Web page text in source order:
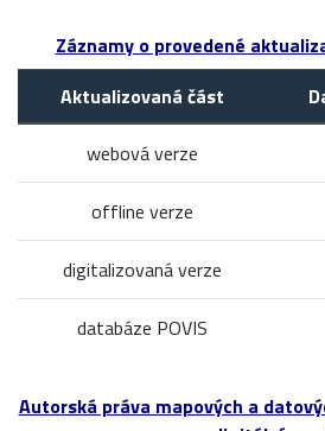
Záznamy o provedené
Aktualizovaná část
webová verze
offline verze
digitalizovaná verze
databáze POVIS
Autorská práva mapových a